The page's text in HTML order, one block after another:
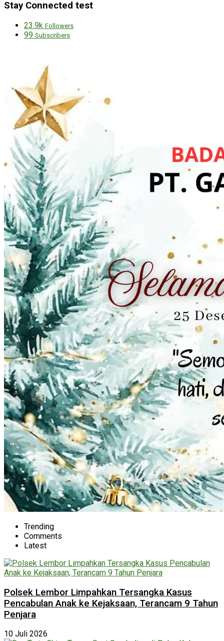
Stay Connected test
23.9k Followers
99 Subscribers
Trending
Comments
Latest
Polsek Lembor Limpahkan Tersangka Kasus
Pencabulan Anak ke Kejaksaan, Terancam 9 Tahun
Penjara
10 Juli 2026